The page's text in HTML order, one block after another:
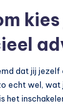
dat jij
echt wel, wat
het